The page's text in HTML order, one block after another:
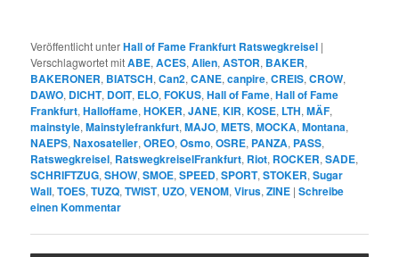
Veröffentlicht unterHall of Fame Frankfurt Ratswegkreisel |
Verschlagwortet mitABE,ACES,Alien,ASTOR, BAKER,
BAKERONER, BIATSCH,Can2,CANE,canpire,CREIS,CROW,
DAWO, DICHT, DOIT, ELO,FOKUS,Hall of Fame,Hall of Fame
Frankfurt,Halloffame,HOKER,JANE,KIR,KOSE, LTH,MÄF,
mainstyle,Mainstylefrankfurt,MAJO,METS,MOCKA,Montana,
NAEPS,Naxosatelier,OREO,Osmo,OSRE, PANZA, PASS,
Ratswegkreisel, RatswegkreiselFrankfurt, Riot, ROCKER,SADE,
SCHRIFTZUG,SHOW,SMOE,SPEED,SPORT,STOKER,Sugar
Wall,TOES,TUZQ,TWIST, UZO,VENOM,Virus,ZINE |Schreibe
einen Kommentar